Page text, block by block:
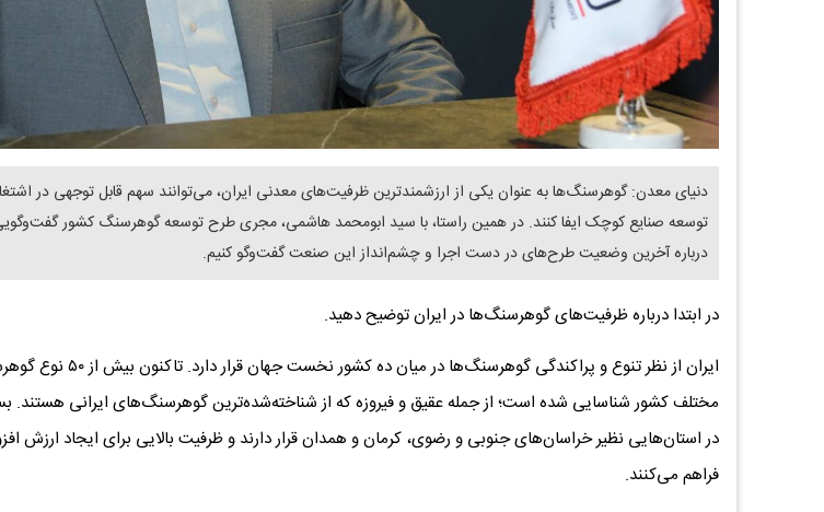
دنیای معدن: گوهرسنگ‌ها به عنوان یکی از ارزشمندترین ظرفیت‌های معدنی ایران، می‌توانند سهم قابل توجهی در
توسعه صنایع کوچک ایفا کنند. در همین راستا، با سید ابومحمد هاشمی، مجری طرح توسعه گوهرسنگ کشور گفت‌وگویی
درباره آخرین وضعیت طرح‌های در دست اجرا و چشم‌انداز این صنعت گفت‌وگو کنیم.
در ابتدا درباره ظرفیت‌های گوهرسنگ‌ها در ایران توضیح دهید.
ایران از نظر تنوع و پراکندگی گوهرسنگ‌ها در
مختلف کشور شناسایی شده است؛ از جمله عقیق و فیروزه که از شناخته‌شده‌ترین گوهرسنگ‌های ایرانی هستند.
در استان‌هایی نظیر خراسان‌های جنوبی و رضوی، کرمان و همدان قرار دارند و ظرفیت بالایی برای ایجاد ارزش
فراهم می‌کنند.